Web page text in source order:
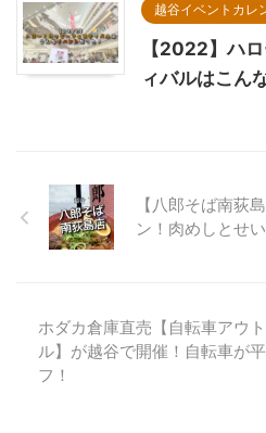
越谷イベントカレ
【2022】ハ
ィバルはこん
【八郎そば南荻
ン！肉めしとせ
ホダカ倉庫直売【自転車アウ
ル】が越谷で開催！自転車が
フ！